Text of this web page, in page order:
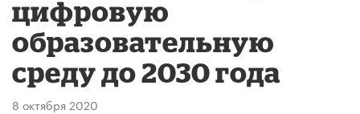
цифровую
образовательную
среду до 2030 года
8 октября 2020